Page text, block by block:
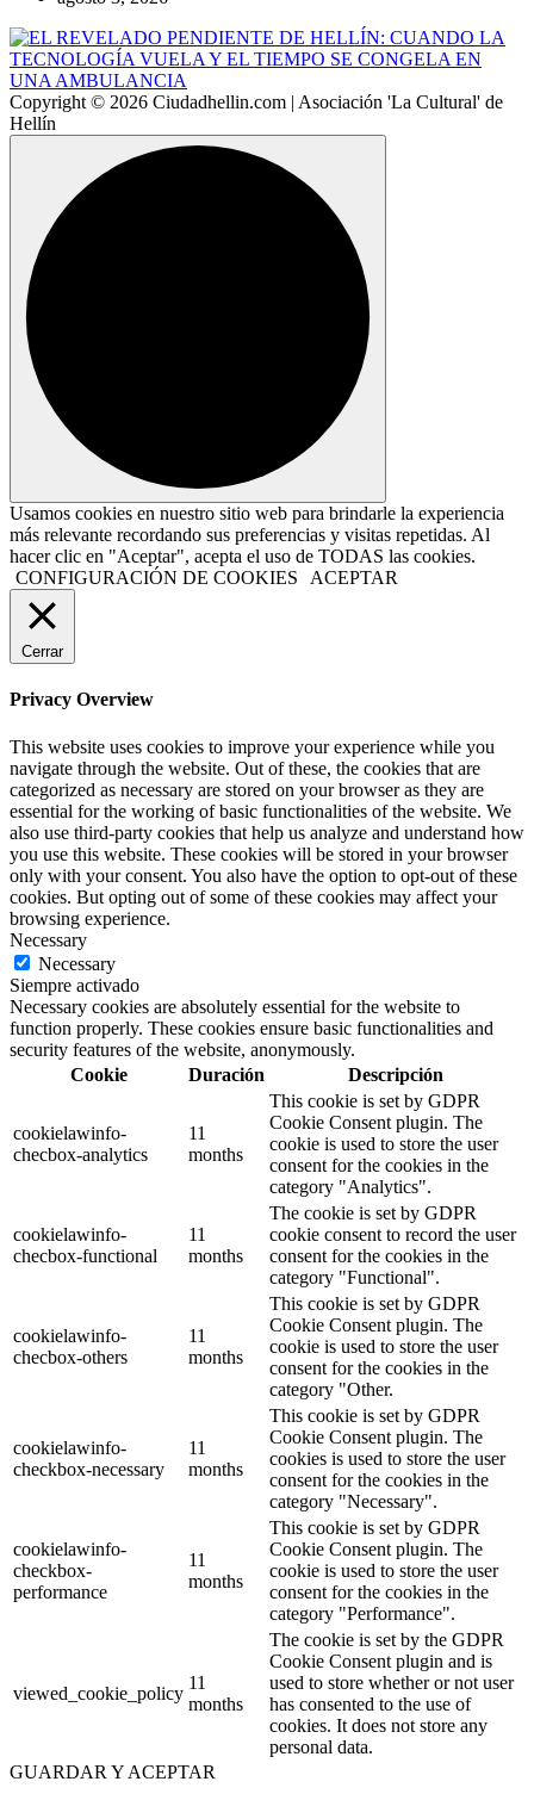
Copyright © 2026 Ciudadhellin.com | Asociación 'La Cultural' de
Hellín
Usamos cookies en nuestro sitio web para brindarle la experiencia
más relevante recordando sus preferencias y visitas repetidas. Al
hacer clic en "Aceptar", acepta el uso de TODAS las cookies.
CONFIGURACIÓN DE COOKIES
ACEPTAR
Cerrar
Privacy Overview
This website uses cookies to improve your experience while you
navigate through the website. Out of these, the cookies that are
categorized as necessary are stored on your browser as they are
essential for the working of basic functionalities of the website. We
also use third-party cookies that help us analyze and understand how
you use this website. These cookies will be stored in your browser
only with your consent. You also have the option to opt-out of these
cookies. But opting out of some of these cookies may affect your
browsing experience.
Necessary
Necessary
Siempre activado
Necessary cookies are absolutely essential for the website to
function properly. These cookies ensure basic functionalities and
security features of the website, anonymously.
Cookie
Duración Descripción
cookielawinfo-
checbox-analytics
11
months
This cookie is set by GDPR
Cookie Consent plugin. The
cookie is used to store the user
consent for the cookies in the
category "Analytics".
cookielawinfo-
checbox-functional
11
months
The cookie is set by GDPR
cookie consent to record the user
consent for the cookies in the
category "Functional".
cookielawinfo-
checbox-others
11
months
This cookie is set by GDPR
Cookie Consent plugin. The
cookie is used to store the user
consent for the cookies in the
category "Other.
cookielawinfo-
checkbox-necessary
11
months
This cookie is set by GDPR
Cookie Consent plugin. The
cookies is used to store the user
consent for the cookies in the
category "Necessary".
cookielawinfo-
checkbox-
performance
11
months
This cookie is set by GDPR
Cookie Consent plugin. The
cookie is used to store the user
consent for the cookies in the
category "Performance".
viewed_cookie_policy
11
months
The cookie is set by the GDPR
Cookie Consent plugin and is
used to store whether or not user
has consented to the use of
cookies. It does not store any
personal data.
GUARDAR Y ACEPTAR